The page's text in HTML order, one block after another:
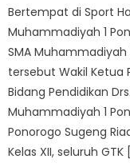
Bertempat di Sport
Muhammadiyah 1
SMA
tersebut Wakil Ketua
Bidang Pendidikan
Muhammadiyah 1
Ponorogo Sugeng
Kelas XII, seluruh GTK